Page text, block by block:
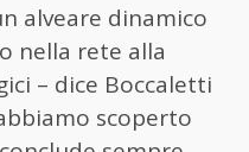
alveare dinamico
nella rete alla
– dice Boccaletti
scoperto